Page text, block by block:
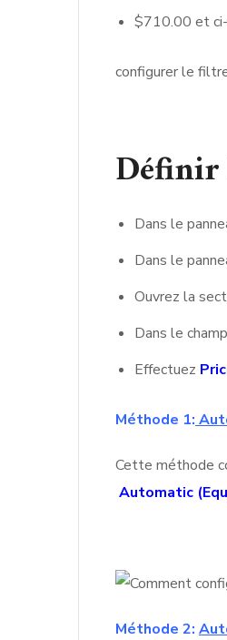
$710.00 et
configurer le
Dans le
Dans le
Ouvrez la
Dans le champ
Effectuez
Méthode 1:
Cette méthode
Automatic
Méthode 2: